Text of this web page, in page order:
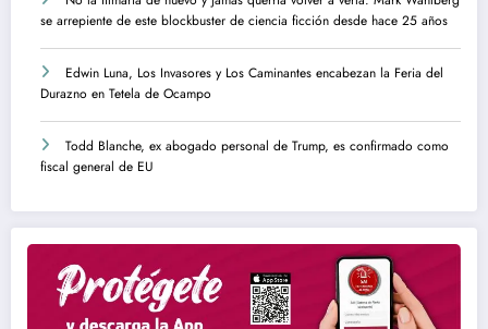
se arrepiente de este blockbuster de ciencia ficción desde hace 25 años
Edwin Luna, Los Invasores y Los Caminantes encabezan la Feria del
Durazno en Tetela de Ocampo
Todd Blanche, ex abogado personal de Trump, es confirmado como
fiscal general de EU